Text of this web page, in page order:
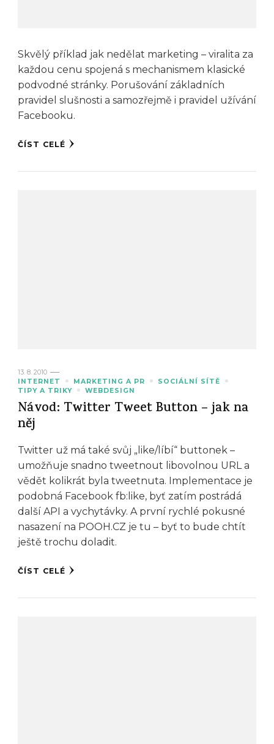
Skvělý příklad jak nedělat marketing – viralita za
každou cenu spojená s mechanismem klasické
podvodné stránky. Porušování základních
pravidel slušnosti a samozřejmě i pravidel užívání
Facebooku.
ČÍST CELÉ
13. 8. 2010
INTERNET
MARKETING A PR
SOCIÁLNÍ SÍTĚ
TIPY A TRIKY
WEBDESIGN
Návod: Twitter Tweet Button – jak na
něj
Twitter už má také svůj „like/líbí“ buttonek –
umožňuje snadno tweetnout libovolnou URL a
vědět kolikrát byla tweetnuta. Implementace je
podobná Facebook fb:like, byť zatím postrádá
další API a vychytávky. A první rychlé pokusné
nasazení na POOH.CZ je tu – byť to bude chtít
ještě trochu doladit.
ČÍST CELÉ